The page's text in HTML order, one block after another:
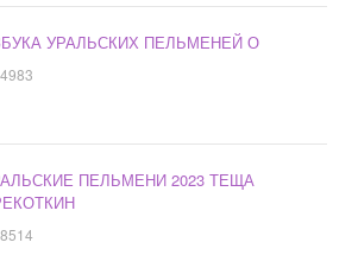
УРАЛЬСКИХ ПЕЛЬМЕНЕЙ О
4983
ПЕЛЬМЕНИ 2023 ТЕЩА
8514